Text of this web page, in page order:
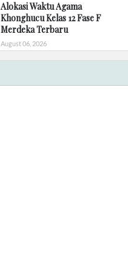
Alokasi Waktu Agama
Khonghucu Kelas 12 Fase F
Merdeka Terbaru
August 06, 2026